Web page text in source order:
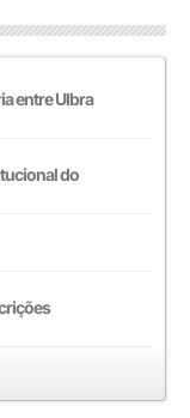
entre Ulbra
do